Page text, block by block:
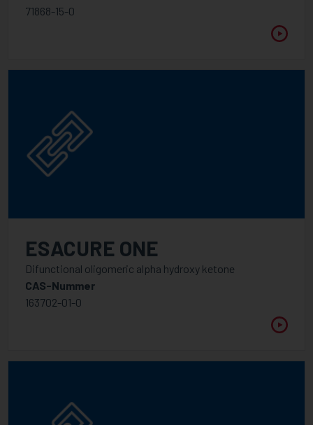
71868-15-0
ESACURE ONE
Difunctional oligomeric alpha hydroxy ketone
CAS-Nummer
163702-01-0